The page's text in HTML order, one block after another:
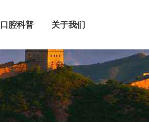
口腔科普 关于我们